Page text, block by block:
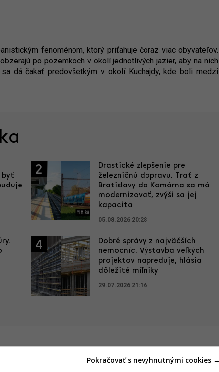
fenoménom, ktorý priťahuje čoraz viac obyvateľov.
po pozemkoch v okolí jednotlivých jazier, aby na nich
dá čakať predovšetkým v okolí Kuchajdy, kde boli medzi
byť
2
Drastické zlepšenie pre
železničnú dopravu. Trať z
Bratislavy do Komárna sa má
modernizovať, zvýši sa jej
kapacita
05.08.2026 20:28
4
Dobré správy z najväčších
nemocníc. Výstavba veľkých
projektov napreduje, hlásia
dôležité míľniky
29.07.2026 21:16
Pokračovať s nevyhnutnými cookies →